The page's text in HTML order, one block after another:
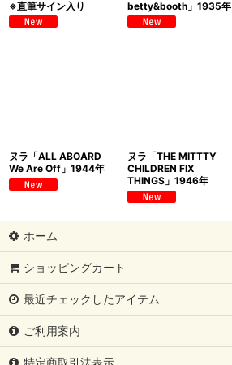
※直筆サイン入り
betty&booth」1935年
ヌラ「ALL ABOARD
We Are Off」1944年
ヌラ「THE MITTTY
CHILDREN FIX
THINGS」1946年
ホーム
ショッピングカート
最近チェックしたアイテム
ご利用案内
特定商取引法表示